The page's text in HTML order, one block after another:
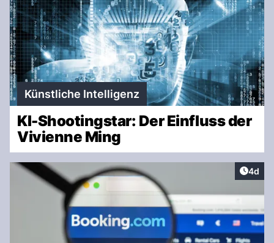
Künstliche Intelligenz
KI-Shootingstar: Der Einfluss der
Vivienne Ming
4d